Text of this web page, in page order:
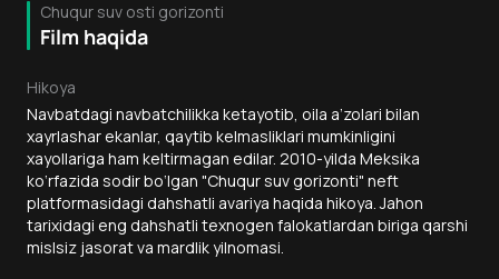
Chuqur suv osti gorizonti
Film haqida
Hikoya
Navbatdagi navbatchilikka ketayotib, oila a’zolari bilan
xayrlashar ekanlar, qaytib kelmasliklari mumkinligini
xayollariga ham keltirmagan edilar. 2010-yilda Meksika
ko‘rfazida sodir bo‘lgan "Chuqur suv gorizonti" neft
platformasidagi dahshatli avariya haqida hikoya. Jahon
tarixidagi eng dahshatli texnogen falokatlardan biriga qarshi
mislsiz jasorat va mardlik yilnomasi.